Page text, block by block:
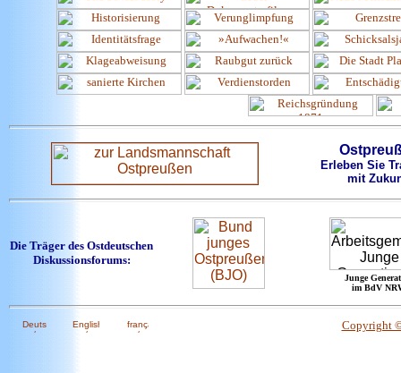
Erleben Sie
mit
Die Träger des Ostdeutschen
Diskussionsforums:
Junge
im BdV
Copyright